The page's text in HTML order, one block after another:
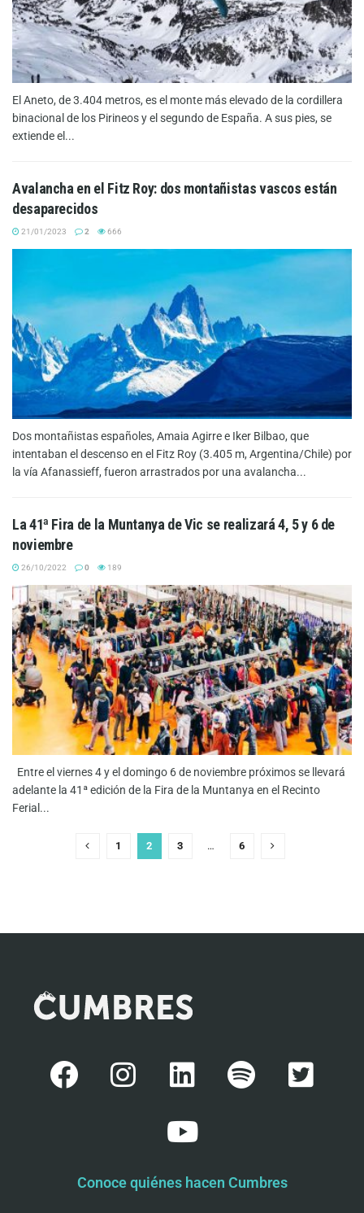
El Aneto, de 3.404 metros, es el monte más elevado de la cordillera
binacional de los Pirineos y el segundo de España. A sus pies, se
extiende el...
Avalancha en el Fitz Roy: dos montañistas vascos están
desaparecidos
21/01/2023 2 666
Dos montañistas españoles, Amaia Agirre e Iker Bilbao, que
intentaban el descenso en el Fitz Roy (3.405 m, Argentina/Chile) por
la vía Afanassieff, fueron arrastrados por una avalancha...
La 41ª Fira de la Muntanya de Vic se realizará 4, 5 y 6 de
noviembre
26/10/2022 0 189
Entre el viernes 4 y el domingo 6 de noviembre próximos se llevará
adelante la 41ª edición de la Fira de la Muntanya en el Recinto
Ferial...
1 2 3 … 6
Conoce quiénes hacen Cumbres